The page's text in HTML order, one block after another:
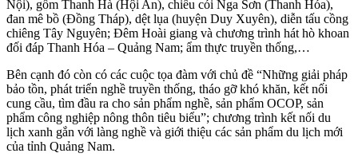
Nội), gốm Thanh Hà (Hội An), chiếu cói Nga Sơn (Thanh Hóa),
đan mê bồ (Đồng Tháp), dệt lụa (huyện Duy Xuyên), diễn tấu cồng
chiêng Tây Nguyên; Đêm Hoài giang và chương trình hát hò khoan
đối đáp Thanh Hóa – Quảng Nam; ẩm thực truyền thống,…
Bên cạnh đó còn có các cuộc tọa đàm với chủ đề “Những giải pháp
bảo tồn, phát triển nghề truyền thống, tháo gỡ khó khăn, kết nối
cung cầu, tìm đầu ra cho sản phẩm nghề, sản phẩm OCOP, sản
phẩm công nghiệp nông thôn tiêu biểu”; chương trình kết nối du
lịch xanh gắn với làng nghề và giới thiệu các sản phẩm du lịch mới
của tỉnh Quảng Nam.